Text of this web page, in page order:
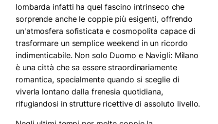
lombarda infatti ha quel fascino intrinseco che
sorprende anche le coppie più esigenti, offrendo
un'atmosfera sofisticata e cosmopolita capace di
trasformare un semplice weekend in un ricordo
indimenticabile. Non solo Duomo e Navigli: Milano
è una città che sa essere straordinariamente
romantica, specialmente quando si sceglie di
viverla lontano dalla frenesia quotidiana,
rifugiandosi in strutture ricettive di assoluto livello.